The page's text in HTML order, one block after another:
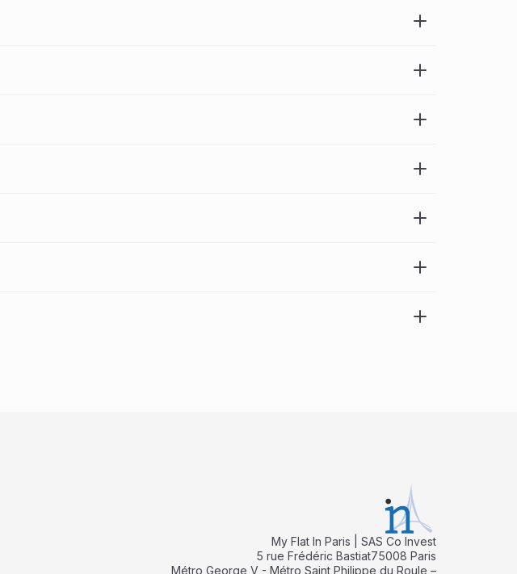
My Flat In Paris | SAS Co Invest
5 rue Frédéric Bastiat75008 Paris
Métro George V - Métro Saint Philippe du Roule –